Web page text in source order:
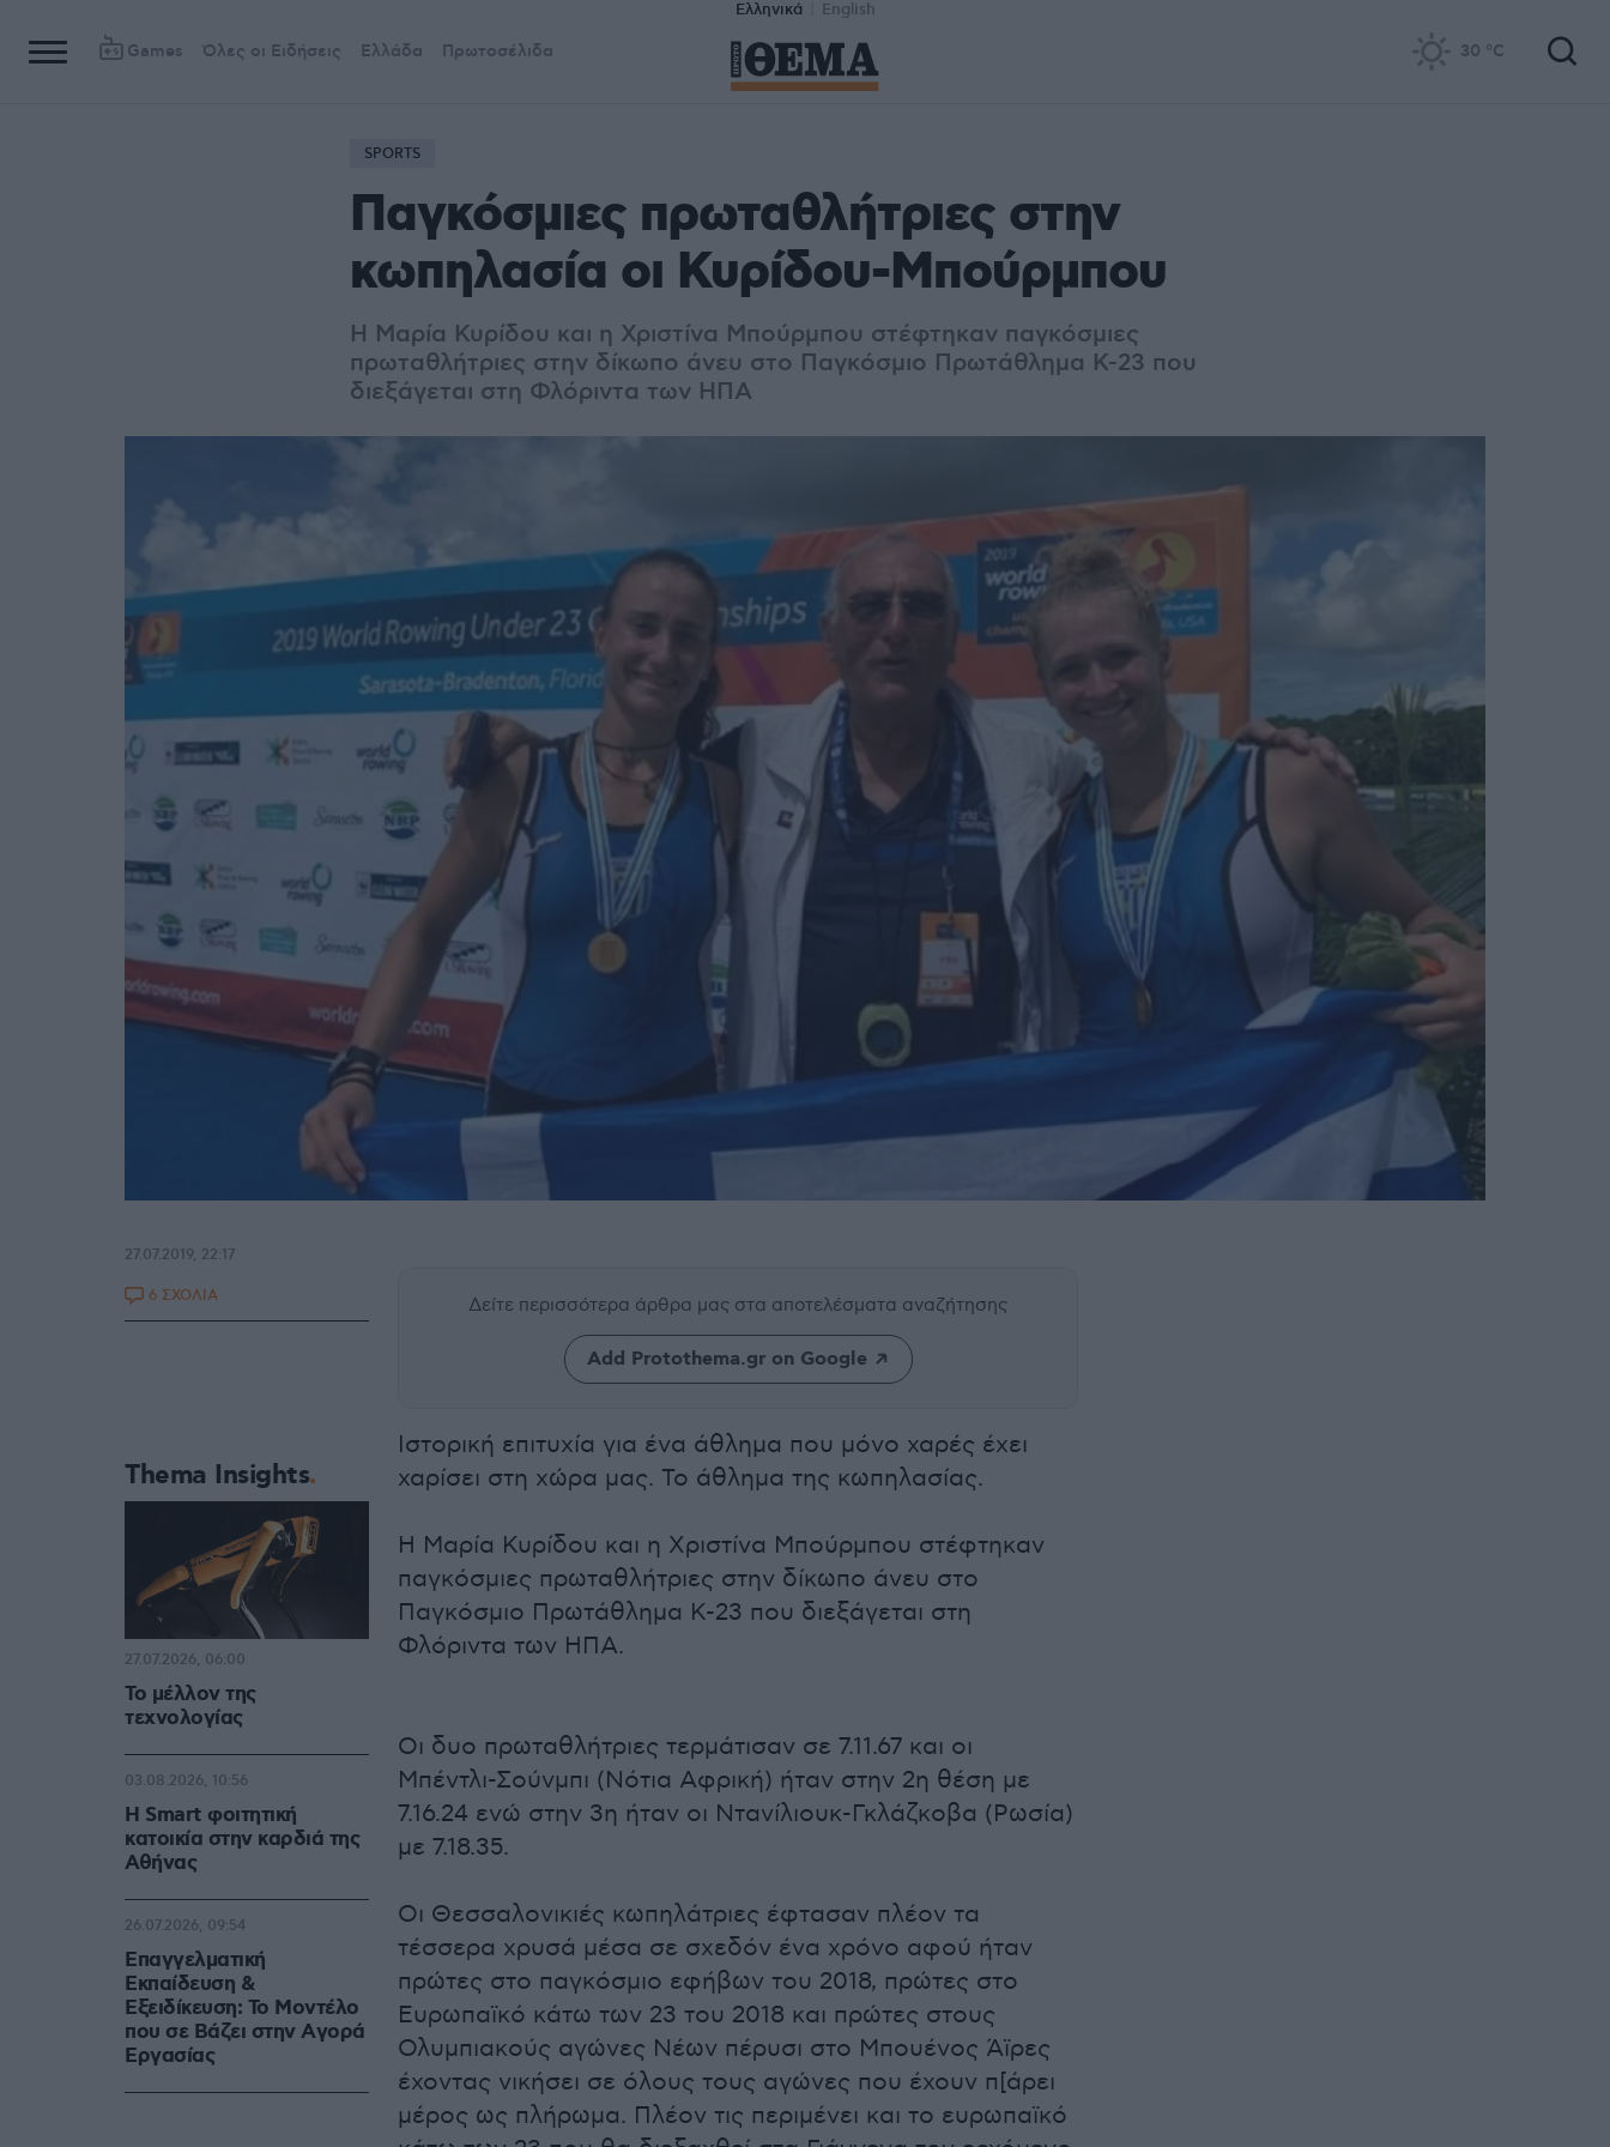
Ελληνικά English
Games Όλες οι Ειδήσεις Ελλάδα Πρωτοσέλιδα 30 °C
SPORTS
Παγκόσμιες πρωταθλήτριες στην
κωπηλασία οι Κυρίδου-Μπούρμπου
Η Μαρία Κυρίδου και η Χριστίνα Μπούρμπου στέφτηκαν παγκόσμιες
πρωταθλήτριες στην δίκωπο άνευ στο Παγκόσμιο Πρωτάθλημα Κ-23 που
διεξάγεται στη Φλόριντα των ΗΠΑ
Δείτε περισσότερα άρθρα μας στα αποτελέσματα αναζήτησης
Add Protothema.gr on Google
Ιστορική επιτυχία για ένα άθλημα που μόνο χαρές έχει
χαρίσει στη χώρα μας. Το άθλημα της κωπηλασίας.
Η Μαρία Κυρίδου και η Χριστίνα Μπούρμπου στέφτηκαν
παγκόσμιες πρωταθλήτριες στην δίκωπο άνευ στο
Παγκόσμιο Πρωτάθλημα Κ-23 που διεξάγεται στη
Φλόριντα των ΗΠΑ.
Οι δυο πρωταθλήτριες τερμάτισαν σε 7.11.67 και οι
Μπέντλι-Σούνμπι (Νότια Αφρική) ήταν στην 2η θέση με
7.16.24 ενώ στην 3η ήταν οι Ντανίλιουκ-Γκλάζκοβα (Ρωσία)
με 7.18.35.
Οι Θεσσαλονικιές κωπηλάτριες έφτασαν πλέον τα
τέσσερα χρυσά μέσα σε σχεδόν ένα χρόνο αφού ήταν
πρώτες στο παγκόσμιο εφήβων του 2018, πρώτες στο
Ευρωπαϊκό κάτω των 23 του 2018 και πρώτες στους
Ολυμπιακούς αγώνες Νέων πέρυσι στο Μπουένος Άϊρες
έχοντας νικήσει σε όλους τους αγώνες που έχουν π[άρει
μέρος ως πλήρωμα. Πλέον τις περιμένει και το ευρωπαϊκό
27.07.2019, 22:17
6 ΣΧΟΛΙΑ
Thema Insights
Το μέλλον της
τεχνολογίας
27.07.2026, 06:00
Η Smart φοιτητική
κατοικία στην καρδιά της
Αθήνας
03.08.2026, 10:56
Επαγγελματική
Εκπαίδευση &
Εξειδίκευση: Το Mοντέλο
που σε Bάζει στην Aγορά
Eργασίας
26.07.2026, 09:54